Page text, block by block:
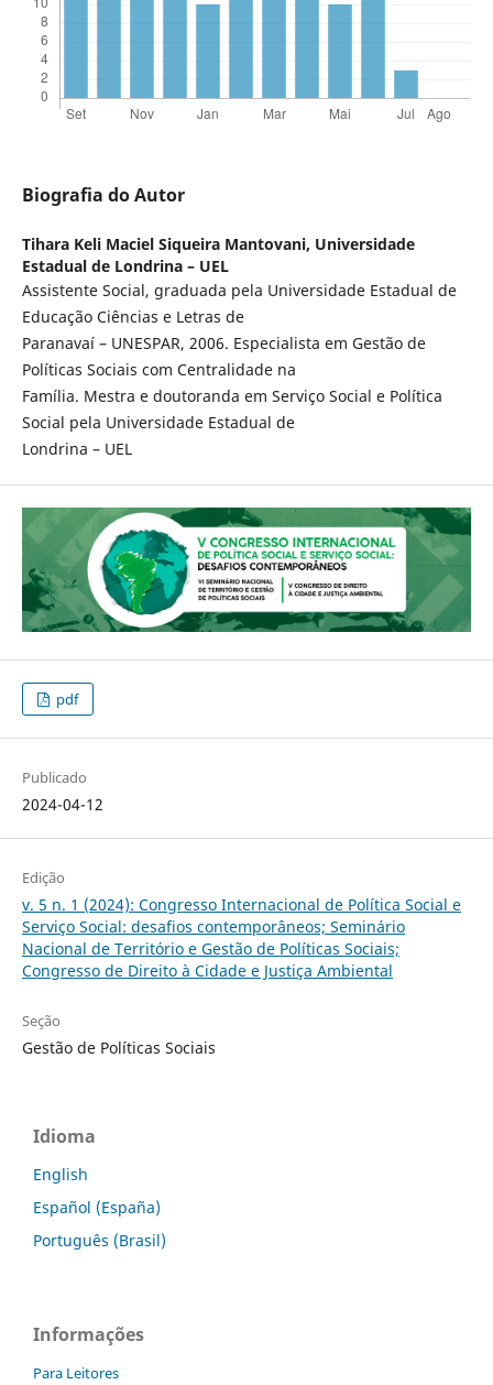
Biografia do Autor
Tihara Keli Maciel Siqueira Mantovani, Universidade
Estadual de Londrina – UEL
Assistente Social, graduada pela Universidade Estadual de
Educação Ciências e Letras de
Paranavaí – UNESPAR, 2006. Especialista em Gestão de
Políticas Sociais com Centralidade na
Família. Mestra e doutoranda em Serviço Social e Política
Social pela Universidade Estadual de
Londrina – UEL
pdf
Publicado
2024-04-12
Edição
v. 5 n. 1 (2024): Congresso Internacional de Política Social e
Serviço Social: desafios contemporâneos; Seminário
Nacional de Território e Gestão de Políticas Sociais;
Congresso de Direito à Cidade e Justiça Ambiental
Seção
Gestão de Políticas Sociais
Idioma
English
Español (España)
Português (Brasil)
Informações
Para Leitores